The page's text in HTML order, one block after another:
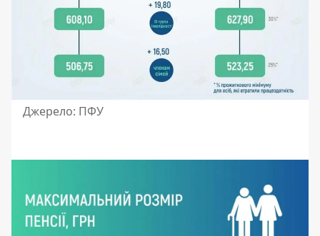
Джерело: ПФУ